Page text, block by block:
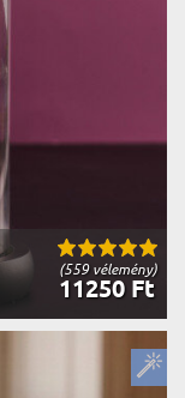
(559 vélemény)
11250 Ft